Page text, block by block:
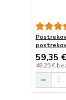
59,35 €
48,25 €